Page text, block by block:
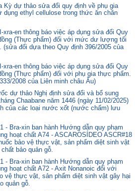
Kỳ dự thảo sửa đổi quy định về phụ gia
dụng ethyl cellulose trong thức ăn chăn
xra-en thông báo việc áp dụng sửa đổi Quy
(Thực phẩm) đối với mức dư lượng tối
đổi dựa theo Quy định 396/2005 của
xra-en thông báo việc áp dụng sửa đổi Quy
(Thực phẩm) đối với phụ gia thực phẩm.
2008 của Liên minh châu Âu)
dự thảo Nghị định sửa đổi và bổ sung
Chaabane năm 1446 (ngày 11/02/2025)
của các loại nước xốt (nước chấm) lưu
- Bra-xin ban hành Hướng dẫn quy phạm
hoạt chất A74 - ASCAROSÍDEO ASCR#18
bảo vệ thực vật, sản phẩm diệt sinh vật
bảo quản gỗ.
- Bra-xin ban hành Hướng dẫn quy phạm
hoạt chất A72 - Axit Nonanoic đối với
vệ thực vật, sản phẩm diệt sinh vật gây hại
quản gỗ.